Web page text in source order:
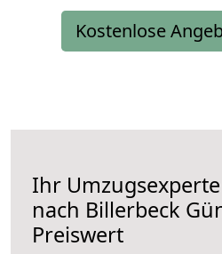
Kostenlose
Ihr
nach Billerbeck
Preiswert